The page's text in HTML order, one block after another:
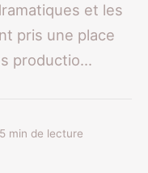
et les
pris une place
productio...
5 min de lecture